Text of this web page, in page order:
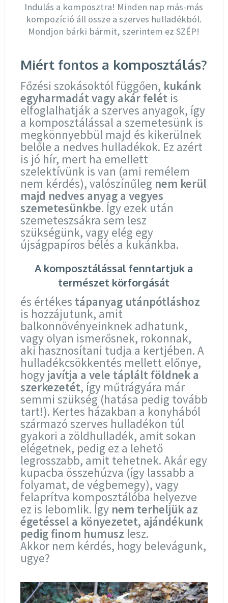
Indulás a komposztra! Minden nap más-más
kompozíció áll össze a szerves hulladékból.
Mondjon bárki bármit, szerintem ez SZÉP!
Miért fontos a komposztálás?
Főzési szokásoktól függően, kukánk
egyharmadát vagy akár felét is
elfoglalhatják a szerves anyagok, így
a komposztálással a szemetesünk is
megkönnyebbül majd és kikerülnek
belőle a nedves hulladékok. Ez azért
is jó hír, mert ha emellett
szelektívünk is van (ami remélem
nem kérdés), valószínűleg nem kerül
majd nedves anyag a vegyes
szemetesünkbe. Így ezek után
szemeteszsákra sem lesz
szükségünk, vagy elég egy
újságpapíros bélés a kukánkba.
A komposztálással fenntartjuk a
természet körforgását
és értékes tápanyag utánpótláshoz
is hozzájutunk, amit
balkonnövényeinknek adhatunk,
vagy olyan ismerősnek, rokonnak,
aki hasznosítani tudja a kertjében. A
hulladékcsökkentés mellett előnye,
hogy javítja a vele táplált földnek a
szerkezetét, így műtrágyára már
semmi szükség (hatása pedig tovább
tart!). Kertes házakban a konyhából
származó szerves hulladékon túl
gyakori a zöldhulladék, amit sokan
elégetnek, pedig ez a lehető
legrosszabb, amit tehetnek. Akár egy
kupacba összehúzva (így lassabb a
folyamat, de végbemegy), vagy
felaprítva komposztálóba helyezve
ez is lebomlik. Így nem terheljük az
égetéssel a könyezetet, ajándékunk
pedig finom humusz lesz.
Akkor nem kérdés, hogy belevágunk,
ugye?